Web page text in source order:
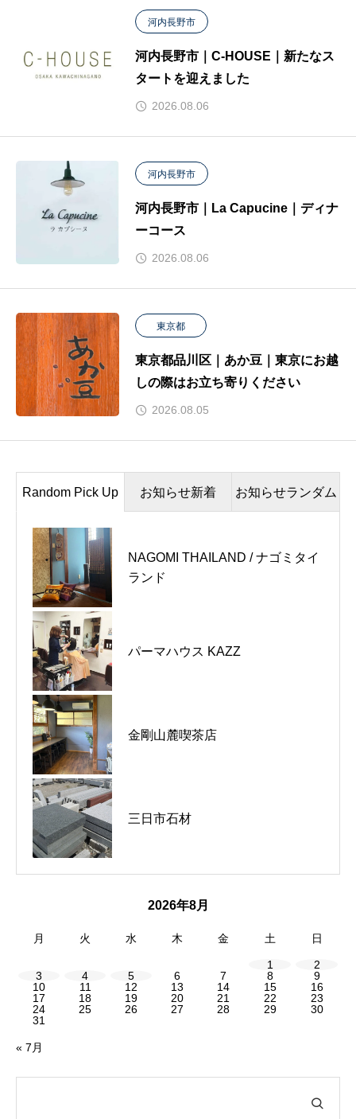
河内長野市
河内長野市｜C-HOUSE｜新たなス
タートを迎えました
2026.08.06
河内長野市
河内長野市｜La Capucine｜ディナ
ーコース
2026.08.06
東京都
東京都品川区｜あか豆｜東京にお越
しの際はお立ち寄りください
2026.08.05
Random Pick Up お知らせ新着 お知らせランダム
NAGOMI THAILAND / ナゴミタイ
ランド
パーマハウス KAZZ
金剛山麓喫茶店
三日市石材
河内長野市｜C-HOUSE｜新たな
スタートを迎えました
河内長野市｜La Capucine｜ディ
東京都品川区｜あか豆｜東京にお
河内長野市｜La Capucine｜ラン
トキヲコエテ就労継続支援B型 /
お弁当のテイクアウトも
ラッシュ美容室 / マイクロスコー
Plumage / 一軒家のベーカリーカ
大黒屋 クリーニング / 夏物衣類の
2026年8月
月 火 水 木 金 土 日
1
2
3
4 5 6 7 8
9
10
11 12 13 14 15
16
17
18 19 20 21 22
23
24
25 26 27 28 29
30
31
« 7月